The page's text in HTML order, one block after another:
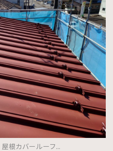
根カバールーフ...